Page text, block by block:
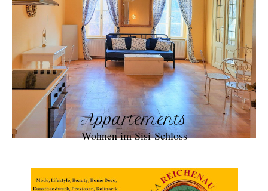
Appartements
Wohnen im Sisi-Schloss